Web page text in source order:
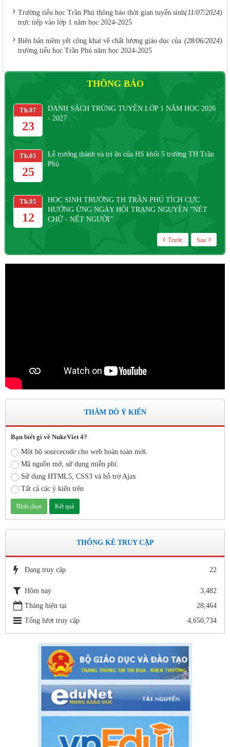
Trường tiểu học Trần Phú thông báo thời gian tuyển sinh
trực tiếp vào lớp 1 năm học 2024-2025
(11/07/2024)
Biên bản niêm yết công khai về chất lượng giáo dục của
trường tiểu học Trần Phú năm học 2024-2025
(28/06/2024)
THÔNG BÁO
Th.07
23
DANH SÁCH TRÚNG TUYỂN LỚP 1 NĂM HỌC 2026
- 2027
Th.05
25
Lễ trưởng thành và tri ân của HS khối 5 trường TH Trần
Phú
Th.05
12
HỌC SINH TRƯỜNG TH TRẦN PHÚ TÍCH CỰC
HƯỞNG ỨNG NGÀY HỘI TRẠNG NGUYÊN “NÉT
CHỮ - NẾT NGƯỜI”
Trước Sau
THĂM DÒ Ý KIẾN
Bạn biết gì về NukeViet 4?
Một bộ sourcecode cho web hoàn toàn mới.
Mã nguồn mở, sử dụng miễn phí.
Sử dụng HTML5, CSS3 và hỗ trợ Ajax
Tất cả các ý kiến trên
THỐNG KÊ TRUY CẬP
Đang truy cập 22
Hôm nay
3,482
Tháng hiện tại
28,464
Tổng lượt truy cập
4,650,734